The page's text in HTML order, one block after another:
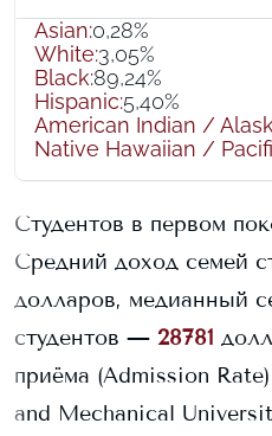
Asian:0,28%
White:3,05%
Black:89,24%
Hispanic:5,40%
American Indian /
Native Hawaiian /
Студентов в первом
Средний доход семей
долларов, медианный
студентов — 28781
приёма (Admission
and Mechanical